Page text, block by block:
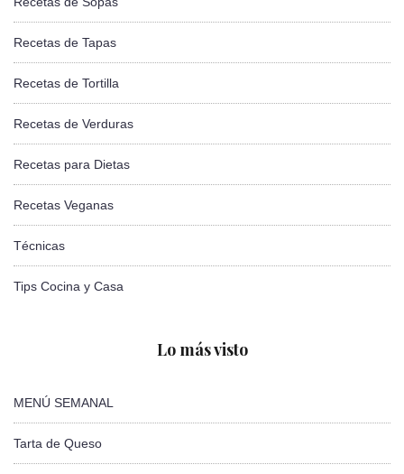
Recetas de Tapas
Recetas de Tortilla
Recetas de Verduras
Recetas para Dietas
Recetas Veganas
Técnicas
Tips Cocina y Casa
Lo más visto
MENÚ SEMANAL
Tarta de Queso